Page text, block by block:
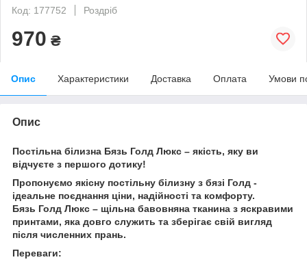
Код: 177752
Роздріб
970 ₴
Опис Характеристики Доставка Оплата Умови
Опис
Постільна білизна Бязь Голд Люкс – якість, яку ви
відчуєте з першого дотику!
Пропонуємо якісну постільну білизну з бязі Голд -
ідеальне поєднання ціни, надійності та комфорту.
Бязь Голд Люкс – щільна бавовняна тканина з яскравими
принтами, яка довго служить та зберігає свій вигляд
після численних прань.
Переваги: